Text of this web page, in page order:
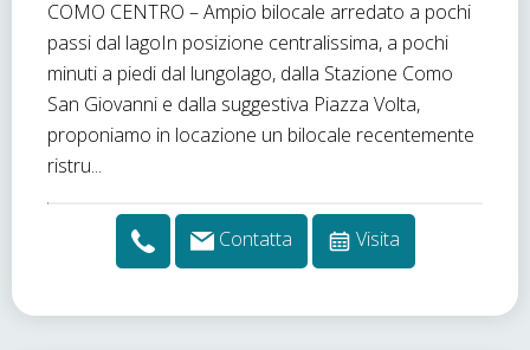
COMO CENTRO – Ampio bilocale arredato a pochi
passi dal lagoIn posizione centralissima, a pochi
minuti a piedi dal lungolago, dalla Stazione Como
San Giovanni e dalla suggestiva Piazza Volta,
proponiamo in locazione un bilocale recentemente
ristru...
Contatta Visita